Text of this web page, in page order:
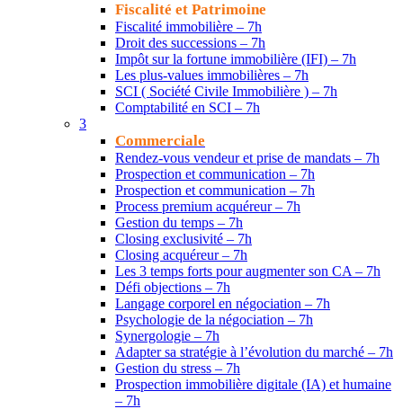
Fiscalité et Patrimoine
Fiscalité immobilière – 7h
Droit des successions – 7h
Impôt sur la fortune immobilière (IFI) – 7h
Les plus-values immobilières – 7h
SCI ( Société Civile Immobilière ) – 7h
Comptabilité en SCI – 7h
3
Commerciale
Rendez-vous vendeur et prise de mandats – 7h
Prospection et communication – 7h
Prospection et communication – 7h
Process premium acquéreur – 7h
Gestion du temps – 7h
Closing exclusivité – 7h
Closing acquéreur – 7h
Les 3 temps forts pour augmenter son CA – 7h
Défi objections – 7h
Langage corporel en négociation – 7h
Psychologie de la négociation – 7h
Synergologie – 7h
Adapter sa stratégie à l’évolution du marché – 7h
Gestion du stress – 7h
Prospection immobilière digitale (IA) et humaine
– 7h